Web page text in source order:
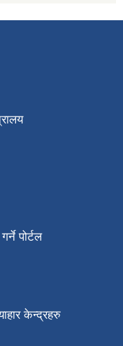
पोर्टल
केन्द्रहरु